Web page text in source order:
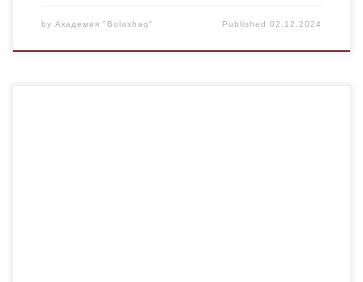
by Академия "Bolashaq" Published02.12.2024